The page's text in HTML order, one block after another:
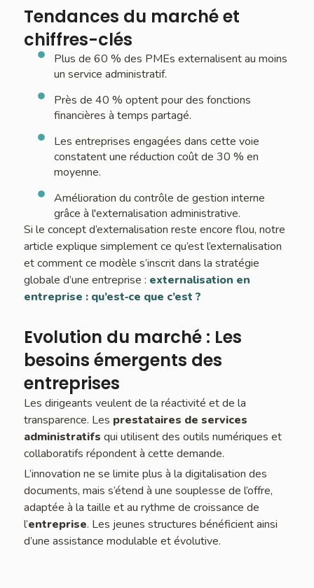
Tendances du marché et
chiffres-clés
Plus de 60 % des PMEs externalisent au moins
un service administratif.
Près de 40 % optent pour des fonctions
financières à temps partagé.
Les entreprises engagées dans cette voie
constatent une réduction coût de 30 % en
moyenne.
Amélioration du contrôle de gestion interne
grâce à l'externalisation administrative.
Si le concept d’externalisation reste encore flou, notre
article explique simplement ce qu’est l’externalisation
et comment ce modèle s’inscrit dans la stratégie
globale d’une entreprise : externalisation en
entreprise : qu’est‑ce que c’est ?
Evolution du marché : Les
besoins émergents des
entreprises
Les dirigeants veulent de la réactivité et de la
transparence. Les prestataires de services
administratifs qui utilisent des outils numériques et
collaboratifs répondent à cette demande.
L’innovation ne se limite plus à la digitalisation des
documents, mais s’étend à une souplesse de l’offre,
adaptée à la taille et au rythme de croissance de
l’entreprise. Les jeunes structures bénéficient ainsi
d’une assistance modulable et évolutive.